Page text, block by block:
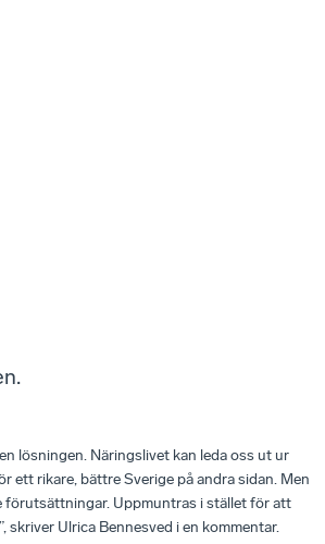
lösningen. Näringslivet kan leda oss ut ur
ett rikare, bättre Sverige på andra sidan. Men
förutsättningar. Uppmuntras i stället för att
skriver Ulrica Bennesved i en kommentar.